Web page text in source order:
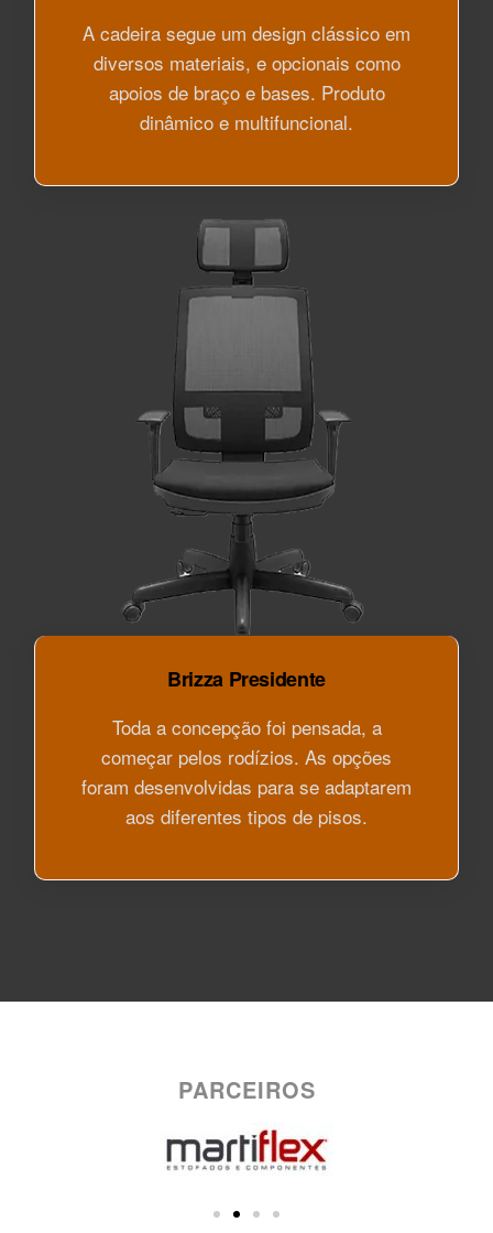
A cadeira segue um design clássico em
diversos materiais, e opcionais como
apoios de braço e bases. Produto
dinâmico e multifuncional.
Brizza Presidente
Toda a concepção foi pensada, a
começar pelos rodízios. As opções
foram desenvolvidas para se adaptarem
aos diferentes tipos de pisos.
PARCEIROS